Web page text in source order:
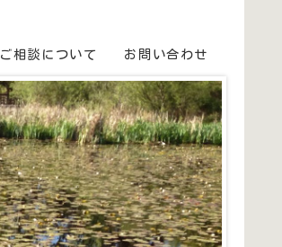
ご相談について お問い合わせ